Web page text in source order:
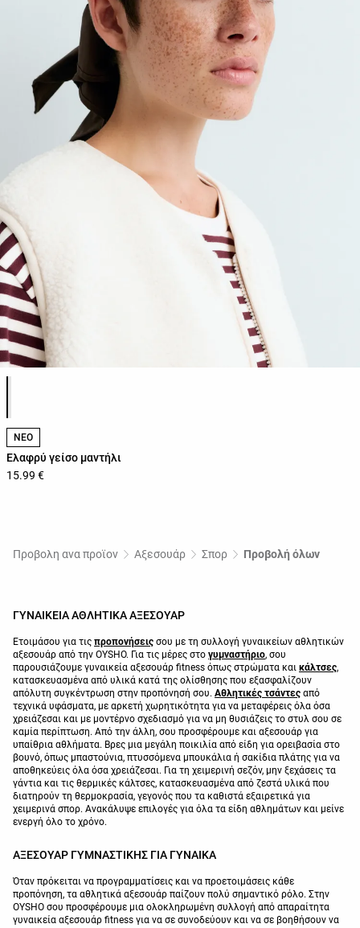
ΝΕΟ
Ελαφρύ γείσο μαντήλι
15.99 €
Προβολη ανα προϊον Αξεσουάρ Σπορ Προβολή όλων
ΓΥΝΑΙΚΕΙΑ ΑΘΛΗΤΙΚΑ ΑΞΕΣΟΥΑΡ
Ετοιμάσου για τις προπονήσεις σου με τη συλλογή γυναικείων αθλητικών
αξεσουάρ από την OYSHO. Για τις μέρες στο γυμναστήριο, σου
παρουσιάζουμε γυναικεία αξεσουάρ fitness όπως στρώματα και κάλτσες,
κατασκευασμένα από υλικά κατά της ολίσθησης που εξασφαλίζουν
απόλυτη συγκέντρωση στην προπόνησή σου. Αθλητικές τσάντες από
τεχνικά υφάσματα, με αρκετή χωρητικότητα για να μεταφέρεις όλα όσα
χρειάζεσαι και με μοντέρνο σχεδιασμό για να μη θυσιάζεις το στυλ σου σε
καμία περίπτωση. Από την άλλη, σου προσφέρουμε και αξεσουάρ για
υπαίθρια αθλήματα. Βρες μια μεγάλη ποικιλία από είδη για ορειβασία στο
βουνό, όπως μπαστούνια, πτυσσόμενα μπουκάλια ή σακίδια πλάτης για να
αποθηκεύεις όλα όσα χρειάζεσαι. Για τη χειμερινή σεζόν, μην ξεχάσεις τα
γάντια και τις θερμικές κάλτσες, κατασκευασμένα από ζεστά υλικά που
διατηρούν τη θερμοκρασία, γεγονός που τα καθιστά εξαιρετικά για
χειμερινά σπορ. Ανακάλυψε επιλογές για όλα τα είδη αθλημάτων και μείνε
ενεργή όλο το χρόνο.
ΑΞΕΣΟΥΑΡ ΓΥΜΝΑΣΤΙΚΗΣ ΓΙΑ ΓΥΝΑΙΚΑ
Όταν πρόκειται να προγραμματίσεις και να προετοιμάσεις κάθε
προπόνηση, τα αθλητικά αξεσουάρ παίζουν πολύ σημαντικό ρόλο. Στην
OYSHO σου προσφέρουμε μια ολοκληρωμένη συλλογή από απαραίτητα
γυναικεία αξεσουάρ fitness για να σε συνοδεύουν και να σε βοηθήσουν να